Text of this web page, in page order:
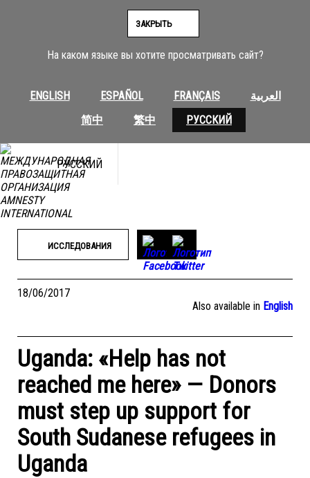
На каком языке вы хотите просматривать сайт?
ENGLISH ESPAÑOL FRANÇAIS
العربية
简中
繁中 РУССКИЙ
ЗАКРЫТЬ
РУССКИЙ
ИССЛЕДОВАНИЯ
18/06/2017
Also available in English
Uganda: «Help has not
reached me here» — Donors
must step up support for
South Sudanese refugees in
Uganda